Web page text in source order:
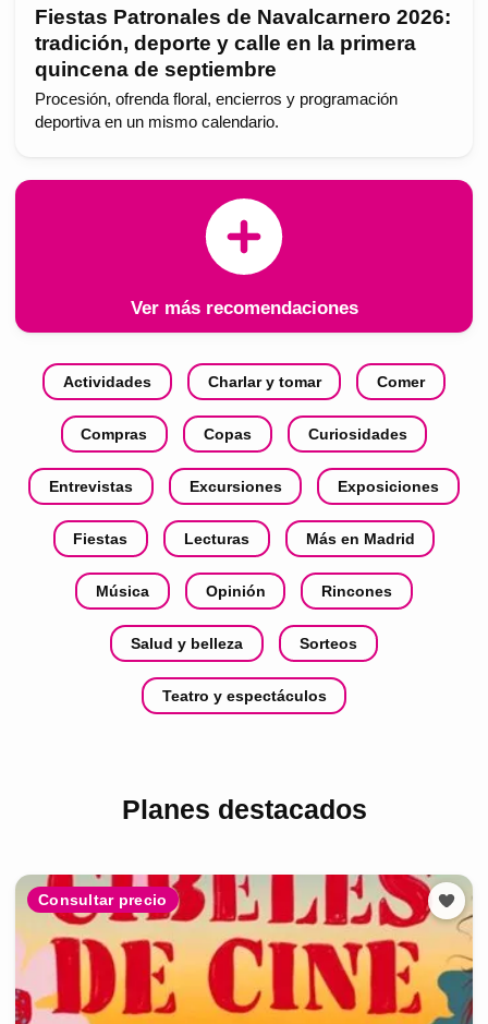
Fiestas Patronales de Navalcarnero 2026:
tradición, deporte y calle en la primera
quincena de septiembre
Procesión, ofrenda floral, encierros y programación
deportiva en un mismo calendario.
Ver más recomendaciones
Actividades Charlar y tomar Comer
Compras Copas Curiosidades
Entrevistas Excursiones Exposiciones
Fiestas Lecturas Más en Madrid
Música Opinión Rincones
Salud y belleza Sorteos
Teatro y espectáculos
Planes destacados
Consultar precio